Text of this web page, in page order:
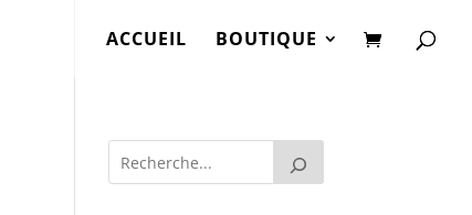
ACCUEIL BOUTIQUE